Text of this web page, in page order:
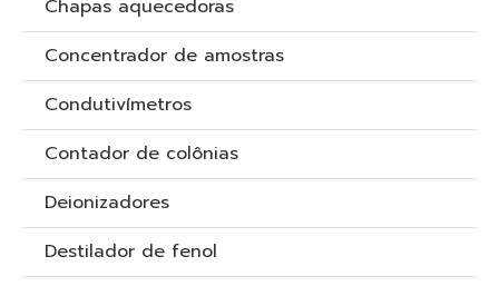
Chapas aquecedoras
Concentrador de amostras
Condutivímetros
Contador de colônias
Deionizadores
Destilador de fenol